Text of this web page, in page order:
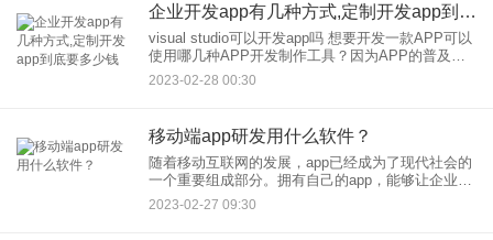
企业开发app有几种方式,定制开发app到底要多少钱
visual studio可以开发app吗 想要开发一款APP可以
使用哪几种APP开发制作工具？因为APP的普及，
企业和个人都想去开发买个APP。他们有的可能在
开发，没什么基础，有的可能懂点开发技术
2023-02-28 00:30
移动端app研发用什么软件？
随着移动互联网的发展，app已经成为了现代社会的
一个重要组成部分。拥有自己的app，能够让企业更
好地展示自己的实力，提高企业的品牌影响力，更
好地拓展市场、宣传品牌，并有效地提升客户体
2023-02-27 09:30